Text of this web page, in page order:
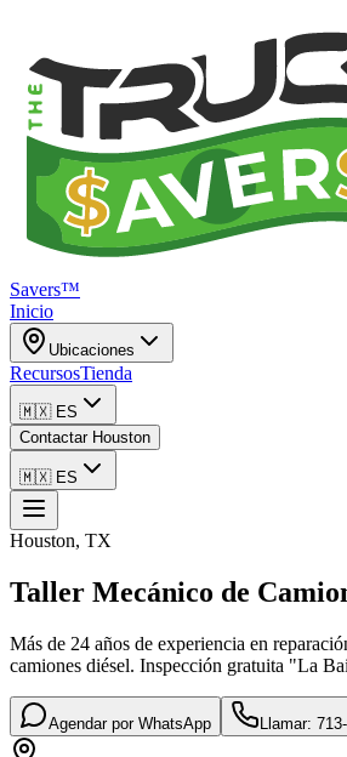
Savers™
Inicio
Ubicaciones
RecursosTienda
🇲🇽 ES
Contactar Houston
🇲🇽 ES
Houston, TX
Taller Mecánico de
Más de 24 años de experiencia en
camiones diésel. Inspección gratuita "La
Agendar por WhatsApp Llamar: